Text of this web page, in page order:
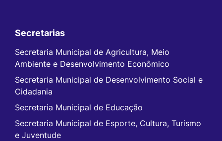
Secretarias
Secretaria Municipal de Agricultura, Meio
Ambiente e Desenvolvimento Econômico
Secretaria Municipal de Desenvolvimento Social e
Cidadania
Secretaria Municipal de Educação
Secretaria Municipal de Esporte, Cultura, Turismo
e Juventude